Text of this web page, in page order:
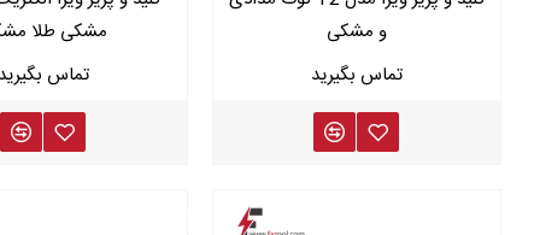
کلید و
و مشکی
مشکی طلا